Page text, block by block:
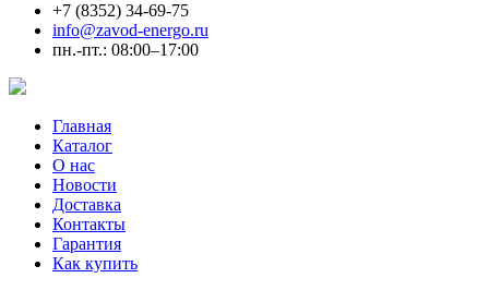
+7 (8352) 34-69-75
info@zavod-energo.ru
пн.-пт.: 08:00–17:00
Главная
Каталог
О нас
Новости
Доставка
Контакты
Гарантия
Как купить